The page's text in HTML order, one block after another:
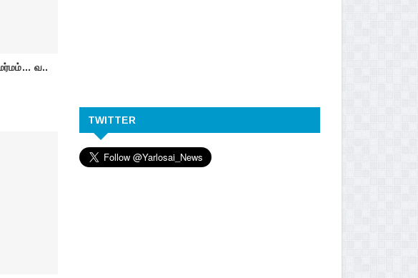
மர்மம்… வ..
TWITTER